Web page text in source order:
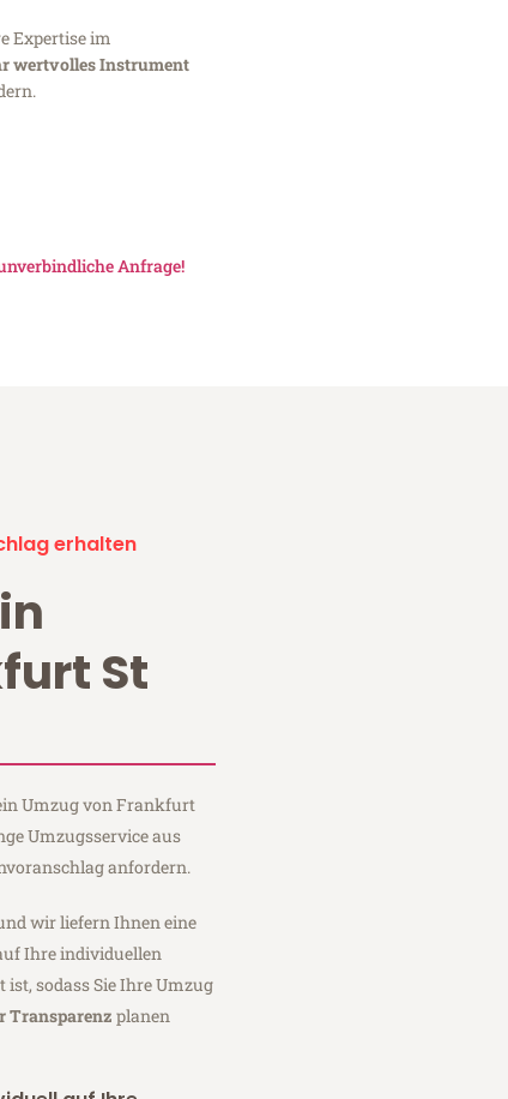
Expertise im
wertvolles Instrument
Anfrage!
erhalten
St
Umzug von Frankfurt
Umzugsservice aus
anfordern.
wir liefern Ihnen eine
Ihre individuellen
sodass Sie Ihre Umzug
Transparenz planen